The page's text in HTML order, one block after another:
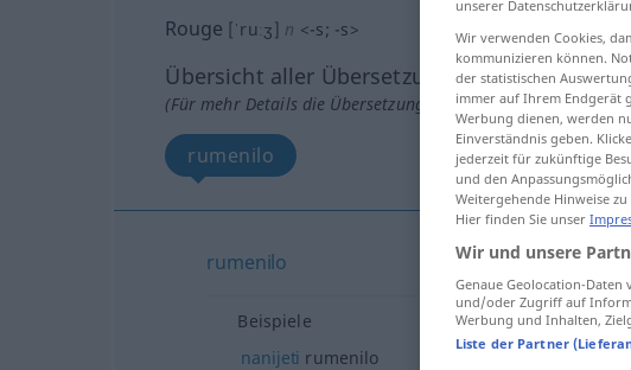
Rouge [ˈruːʒ] n <-s; -s>
Übersicht aller Übersetzungen
(Für mehr Details die Übersetzung anklicken/antippen)
rumenilo
rumenilo
Beispiele
nanijeti rumenilo
unserer
Wir verwenden Cookies,
kommunizieren können.
der statistischen
immer auf Ihrem Endgerät
Werbung dienen, werden
Einverständnis geben.
jederzeit für zukünftige
und den
Weitergehende Hinweise
Hier finden Sie unser
Wir und unsere
Genaue Geolocation-
und/oder Zugriff auf
Werbung und Inhalten,
Liste der Partner